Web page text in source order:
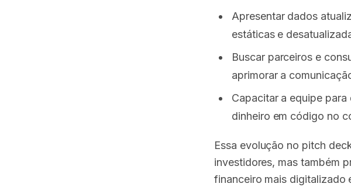
Apresentar dados
estáticas e
Buscar parceiros e
aprimorar a
Capacitar a equipe
dinheiro em código no
Essa evolução no pitch
investidores, mas também
financeiro mais digitalizado